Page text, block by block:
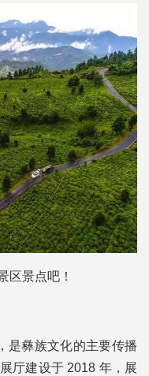
区景点吧！
是彝族文化的主要传播
厅建设于 2018 年，展